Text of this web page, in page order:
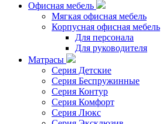
Офисная мебель
Мягкая офисная мебель
Корпусная офисная мебель
Для персонала
Для руководителя
Матрасы
Серия Детские
Серия Беспружинные
Серия Контур
Серия Комфорт
Серия Люкс